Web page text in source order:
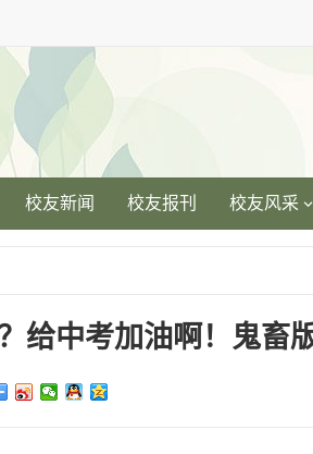
校友新闻 校友报刊 校友风采
给中考加油啊！鬼畜